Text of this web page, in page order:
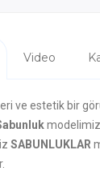
Video
ve estetik bir
SABUNLUKLAR